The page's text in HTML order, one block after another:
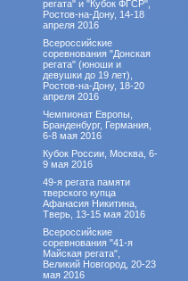
регата" и "Кубок ФГСР",
Ростов-на-Дону, 14-18
апреля 2016
Всероссийские
соревнования "Донская
регата" (юноши и
девушки до 19 лет),
Ростов-на-Дону, 18-20
апреля 2016
Чемпионат Европы,
Бранденбург, Германия,
6-8 мая 2016
Кубок России, Москва, 6-
9 мая 2016
49-я регата памяти
тверского купца
Афанасия Никитина,
Тверь, 13-15 мая 2016
Всероссийские
соревнования "41-я
Майская регата",
Великий Новгород, 20-23
мая 2016